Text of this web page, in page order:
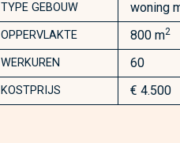
TYPE GEBOUW woning
OPPERVLAKTE 800 m2
WERKUREN 60
KOSTPRIJS € 4.500